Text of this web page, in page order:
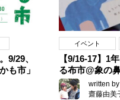
9/29、
も市」
イベント
【9/16-17】1
る布市@象の
written by
齋藤由美